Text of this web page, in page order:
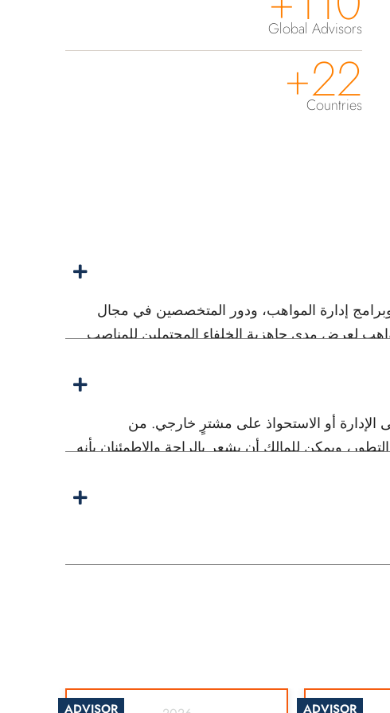
Global Advisors
22+
Countries
إدارة المواهب، ودور المتخصصين في مجال
لعرض مدى جاهزية الخلفاء المحتملين للمناصب
الإدارة أو الاستحواذ على مشترٍ خارجي. من
ويمكن للمالك أن يشعر بالراحة والاطمئنان بأنه
ADVISOR
ADVISOR